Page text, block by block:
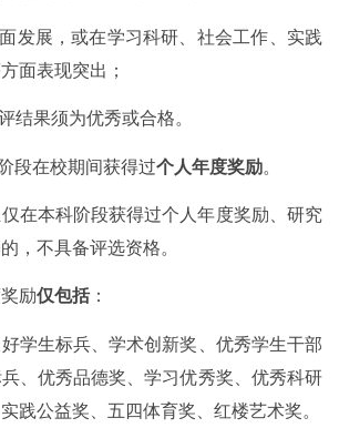
发展，或在学习科研、社会工作、实践
面表现突出；
结果须为优秀或合格。
段在校期间获得过个人年度奖励。
在本科阶段获得过个人年度奖励、研究
，不具备评选资格。
励仅包括：
学生标兵、学术创新奖
优秀学生干部
、 优秀品德奖 、学习优秀奖
优秀科研
实践公益奖 五四体育奖 红楼艺术奖。